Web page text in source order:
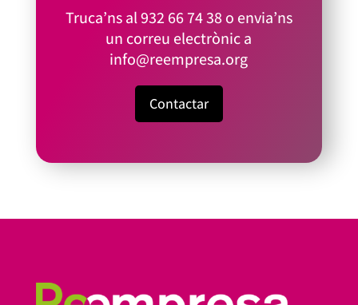
Truca’ns al932 66 74 38o envia’ns
un correu electrònic a
info@reempresa.org
Contactar